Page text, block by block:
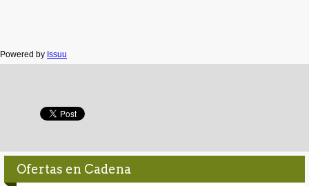
Powered by Issuu
Ofertas en Cadena